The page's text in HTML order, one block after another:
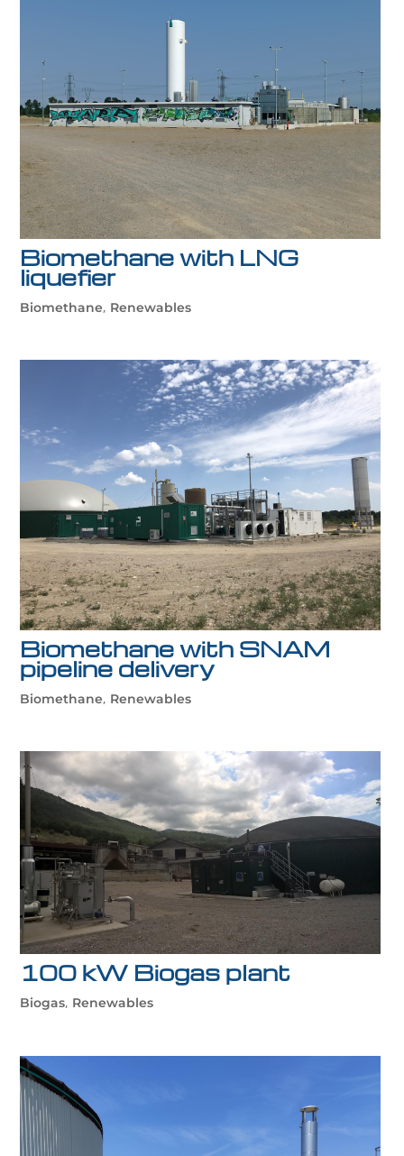
Biomethane with LNG
liquefier
Biomethane, Renewables
Biomethane with SNAM
pipeline delivery
Biomethane, Renewables
100 kW Biogas plant
Biogas, Renewables